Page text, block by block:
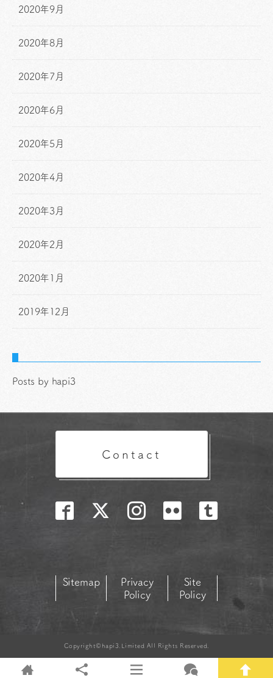
2020年9月
2020年8月
2020年7月
2020年6月
2020年5月
2020年4月
2020年3月
2020年2月
2020年1月
2019年12月
Posts by hapi3
Contact
Sitemap
Privacy
Policy
Site
Policy
Copyright©hapi3.Limited All Rights Reserved.